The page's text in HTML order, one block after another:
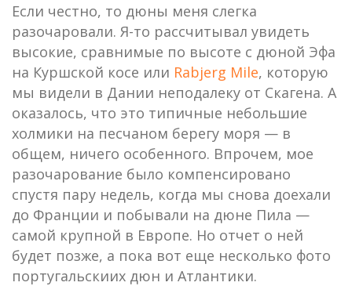
Если честно, то дюны меня слегка
разочаровали. Я-то рассчитывал увидеть
высокие, сравнимые по высоте с дюной Эфа
на Куршской косе или Rabjerg Mile, которую
мы видели в Дании неподалеку от Скагена. А
оказалось, что это типичные небольшие
холмики на песчаном берегу моря — в
общем, ничего особенного. Впрочем, мое
разочарование было компенсировано
спустя пару недель, когда мы снова доехали
до Франции и побывали на дюне Пила —
самой крупной в Европе. Но отчет о ней
будет позже, а пока вот еще несколько фото
португальскиих дюн и Атлантики.